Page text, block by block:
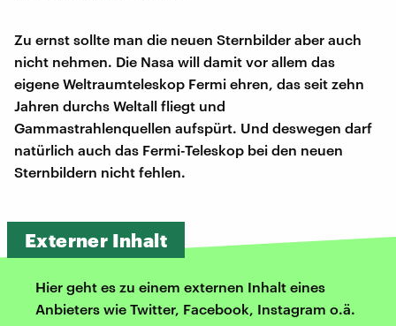
Zu ernst sollte man die neuen Sternbilder aber auch
nicht nehmen. Die Nasa will damit vor allem das
eigene Weltraumteleskop Fermi ehren, das seit zehn
Jahren durchs Weltall fliegt und
Gammastrahlenquellen aufspürt. Und deswegen darf
natürlich auch das Fermi-Teleskop bei den neuen
Sternbildern nicht fehlen.
Externer Inhalt
Hier geht es zu einem externen Inhalt eines
Anbieters wie Twitter, Facebook, Instagram o.ä.